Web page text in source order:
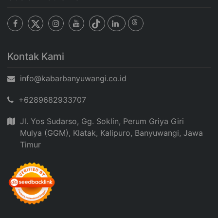
Kontak Kami
info@kabarbanyuwangi.co.id
+6289682933707
Jl. Yos Sudarso, Gg. Soklin, Perum Griya Giri
Mulya (GGM), Klatak, Kalipuro, Banyuwangi, Jawa
Timur